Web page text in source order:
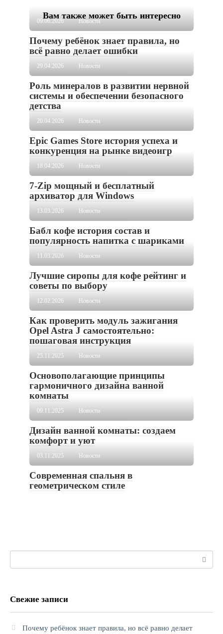
Вам также может быть интересно
09.06.2026 Новости
Почему ребёнок знает правила, но
всё равно делает ошибки
29.04.2026 Новости
Роль минералов в развитии нервной
системы и обеспечении безопасного
детства
20.04.2026 Новости
Epic Games Store история успеха и
конкуренция на рынке видеоигр
18.04.2026 Новости
7-Zip мощный и бесплатный
архиватор для Windows
13.03.2026 Новости
Бабл кофе история состав и
популярность напитка с шариками
11.03.2026 Новости
Лучшие сиропы для кофе рейтинг и
советы по выбору
12.02.2026 Новости
Как проверить модуль зажигания
Opel Astra J самостоятельно:
пошаговая инструкция
25.11.2025 Новости
Основополагающие принципы
гармоничного дизайна ванной
комнаты
09.11.2025 Новости
Дизайн ванной комнаты: создаем
комфорт и уют
03.11.2025 Новости
Современная спальня в
геометрическом стиле
Свежие записи
Почему ребёнок знает правила, но всё равно делает